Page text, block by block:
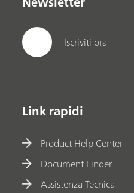
Iscriviti ora
Link rapidi
Product Help Center
Document Finder
Assistenza Tecnica